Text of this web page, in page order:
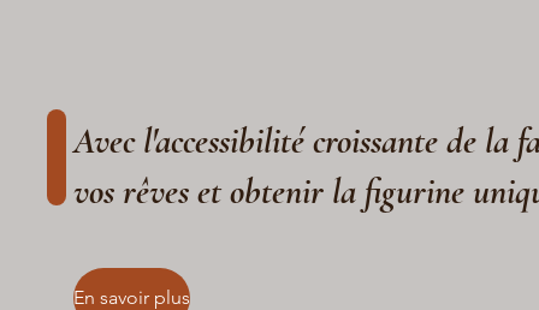
Avec l'accessibilité croissante de la
vos rêves et obtenir la figurine
En savoir plus